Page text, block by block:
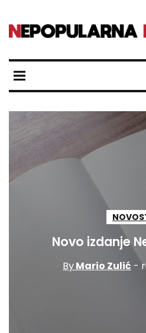
Novo izdanje
ByMario Zulić -